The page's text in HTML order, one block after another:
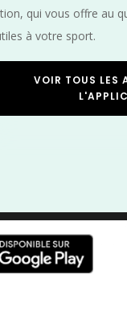
qui vous offre au
à votre sport.
VOIR TOUS LES
Yvelines
de FMS